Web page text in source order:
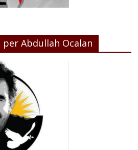
Abdullah Ocalan